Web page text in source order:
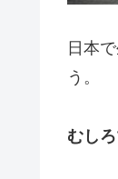
日本
う。
むし